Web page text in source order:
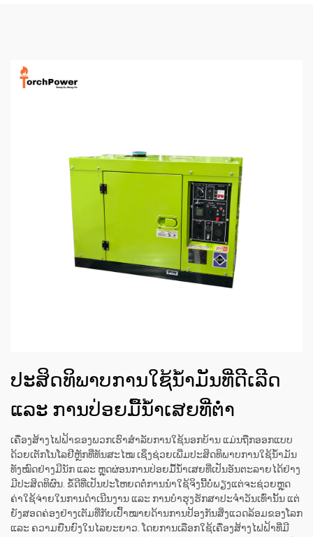
ປະສິດທິພາບການໃຊ້ນ້ຳມັນທີ່ດີເລີດ
ແລະ ການປ່ອຍມື້ນ້ຳເສຍທີ່ຕ່ຳ
ເຄື່ອງສ້າງໄຟຟ້າຂອງພວກເຮົາສຳລັບການໃຊ້ນອກບ້ານ ແມ່ນຖືກອອກແບບ
ດ້ວຍເຕັກໂນໂລຢີຫຼັກທີ່ທັນສະໄໝ ເຊິ່ງຊ່ວຍເພີ່ມປະສິດທິພາບການໃຊ້ນ້ຳມັນ
ທັງໝົດຢ່າງມີນັກ ແລະ ຫຼຸດຜ່ອນການປ່ອຍມື້ນ້ຳເສຍທີ່ເປັນອັນຕະລາຍໄດ້ຢ່າງ
ມີປະສິດທິຜົນ. ຂໍ້ດີທີ່ເປັນປະໂຫຍດຕໍ່ການນຳໃຊ້ຈິງນີ້ບໍ່ພຽງແຕ່ຈະຊ່ວຍຫຼຸດ
ຄ່າໃຊ້ຈ່າຍໃນການດຳເນີນງານ ແລະ ການບໍາຮຸງຮັກສາປະຈຳວັນເທົ່ານັ້ນ ແຕ່
ຍັງສອດຄ່ອງຢ່າງເຕັມທີ່ກັບເປົ້າໝາຍດ້ານການປ້ອງກັນສິ່ງແວດລ້ອມຂອງໂລກ
ແລະ ຄວາມຍືນຍົງໃນໄລຍະຍາວ. ໂດຍການເລືອກໃຊ້ເຄື່ອງສ້າງໄຟຟ້າທີ່ມີ